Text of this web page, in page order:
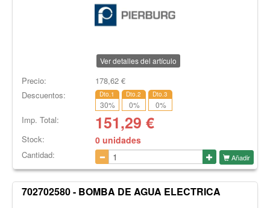
Ver detalles del artículo
Precio: 178,62€
Descuentos:
Dto.1
30%
Dto.2
0%
Dto.3
0%
Imp. Total: 151,29 €
Stock: 0 unidades
Cantidad: Añadir
702702580 - BOMBA DE AGUA ELECTRICA